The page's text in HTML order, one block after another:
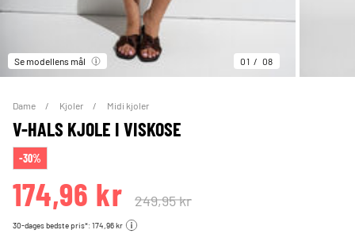
Se modellens mål 01 08
Dame Kjoler Midi kjoler
V-HALS KJOLE I VISKOSE
-30%
174,96 kr 249,95 kr
30-dages bedste pris*: 174,96 kr